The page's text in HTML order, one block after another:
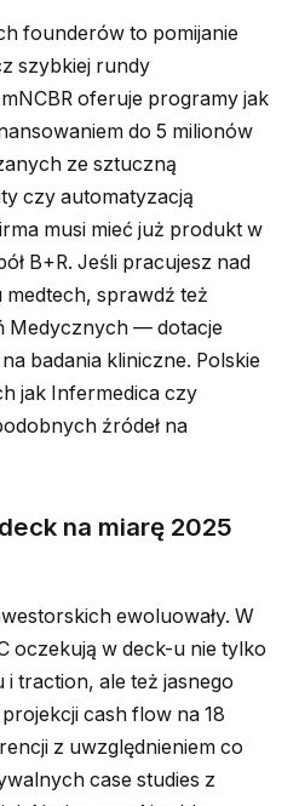
founderów to pomijanie
szybkiej rundy
oferuje programy jak
do 5 milionów
ze sztuczną
czy automatyzacją
musi mieć już produkt w
B+R. Jeśli pracujesz nad
sprawdź też
Medycznych — dotacje
badania kliniczne. Polskie
jak Infermedica czy
źródeł na
na miarę 2025
ewoluowały. W
oczekują w deck-u nie tylko
traction, ale też jasnego
cash flow na 18
z uwzględnieniem co
case studies z